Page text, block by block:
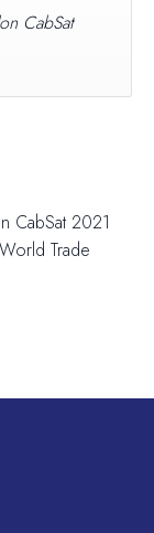
CabSat
CabSat 2021
Trade